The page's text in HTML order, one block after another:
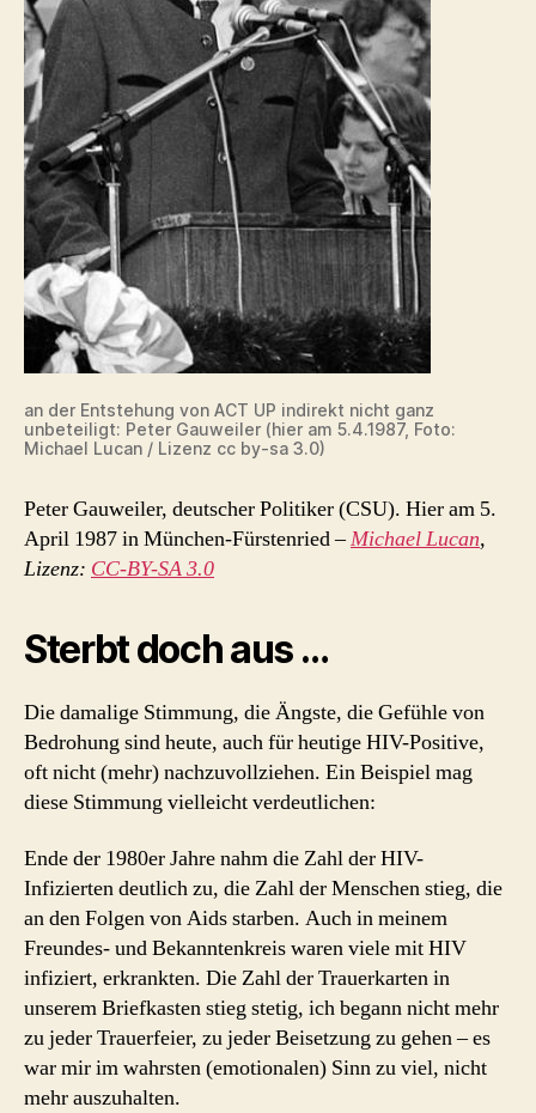
an der Entstehung von ACT UP indirekt nicht ganz
unbeteiligt: Peter Gauweiler (hier am 5.4.1987, Foto:
Michael Lucan / Lizenz cc by-sa 3.0)
Peter Gauweiler, deutscher Politiker (CSU). Hier am 5.
April 1987 in München-Fürstenried –Michael Lucan,
Lizenz: CC-BY-SA 3.0
Sterbt doch aus …
Die damalige Stimmung, die Ängste, die Gefühle von
Bedrohung sind heute, auch für heutige HIV-Positive,
oft nicht (mehr) nachzuvollziehen. Ein Beispiel mag
diese Stimmung vielleicht verdeutlichen:
Ende der 1980er Jahre nahm die Zahl der HIV-
Infizierten deutlich zu, die Zahl der Menschen stieg, die
an den Folgen von Aids starben. Auch in meinem
Freundes- und Bekanntenkreis waren viele mit HIV
infiziert, erkrankten. Die Zahl der Trauerkarten in
unserem Briefkasten stieg stetig, ich begann nicht mehr
zu jeder Trauerfeier, zu jeder Beisetzung zu gehen – es
war mir im wahrsten (emotionalen) Sinn zu viel, nicht
mehr auszuhalten.